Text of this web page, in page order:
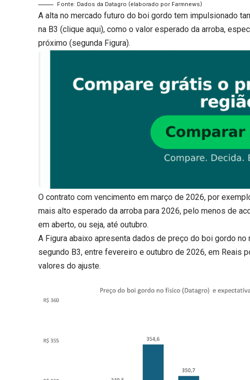
Fonte: Dados da Datagro (elaborado por Farmnews)
A alta no mercado futuro do boi gordo tem impulsionado
na B3 (clique aqui), como o valor esperado da arroba,
próximo (segunda Figura).
O contrato com vencimento em março de 2026, por
mais alto esperado da arroba para 2026, pelo menos de
em aberto, ou seja, até outubro.
A Figura abaixo apresenta dados de preço do boi gordo
segundo B3, entre fevereiro e outubro de 2026, em Reais
valores do ajuste.